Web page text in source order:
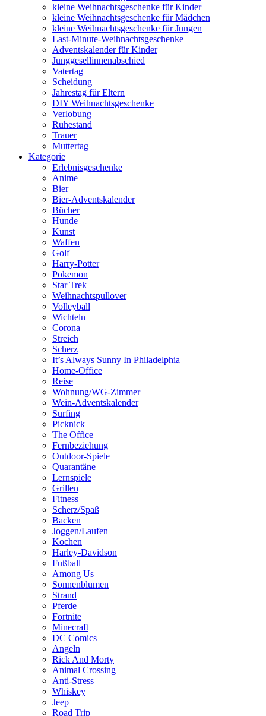
kleine Weihnachtsgeschenke für Kinder
kleine Weihnachtsgeschenke für Mädchen
kleine Weihnachtsgeschenke für Jungen
Last-Minute-Weihnachtsgeschenke
Adventskalender für Kinder
Junggesellinnenabschied
Vatertag
Scheidung
Jahrestag für Eltern
DIY Weihnachtsgeschenke
Verlobung
Ruhestand
Trauer
Muttertag
Kategorie
Erlebnisgeschenke
Anime
Bier
Bier-Adventskalender
Bücher
Hunde
Kunst
Waffen
Golf
Harry-Potter
Pokemon
Star Trek
Weihnachtspullover
Volleyball
Wichteln
Corona
Streich
Scherz
It’s Always Sunny In Philadelphia
Home-Office
Reise
Wohnung/WG-Zimmer
Wein-Adventskalender
Surfing
Picknick
The Office
Fernbeziehung
Outdoor-Spiele
Quarantäne
Lernspiele
Grillen
Fitness
Scherz/Spaß
Backen
Joggen/Laufen
Kochen
Harley-Davidson
Fußball
Among Us
Sonnenblumen
Strand
Pferde
Fortnite
Minecraft
DC Comics
Angeln
Rick And Morty
Animal Crossing
Anti-Stress
Whiskey
Jeep
Road Trip